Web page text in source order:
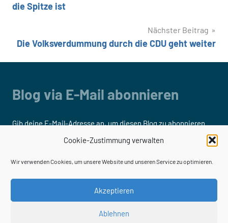
Cookie-Zustimmung verwalten
Wir verwenden Cookies, um unsere Website und unseren Service zu optimieren.
Akzeptieren
Ablehnen
die Spitze ist
Nächster Beitrag
Die Volksverdummung durch die CDU geht weiter
Blog via E-Mail abonnieren
Gib deine E-Mail-Adresse an, um diesen Blog zu abonnieren
und Benachrichtigungen über neue Beiträge via E-Mail zu
Adresse